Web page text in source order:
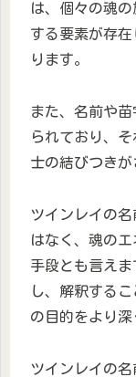
は、個々の魂
する要素が存
ります。
また、名前や
られており、
士の結びつきが
ツインレイの
はなく、魂の
手段とも言え
し、解釈する
の目的をより深
ツインレイの